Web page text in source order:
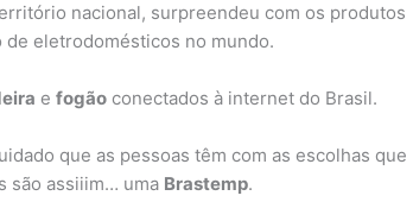
nacional, surpreendeu com os produtos
de eletrodomésticos no mundo.
efogão conectados à internet do Brasil.
que as pessoas têm com as escolhas que
são assiiim… uma Brastemp.